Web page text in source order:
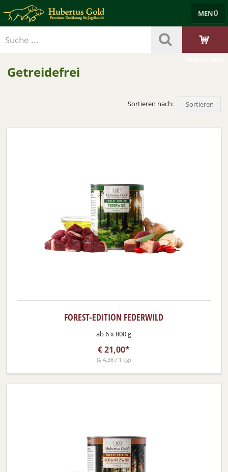
Händlerbereich Benutzerkonto Merkzettel
Zubehör
MENÜ
Getreidefrei
Sortieren nach: Sortieren
FOREST-EDITION FEDERWILD
ab 6 x 800 g
€21,00*
(€ 4,38 / 1 kg)